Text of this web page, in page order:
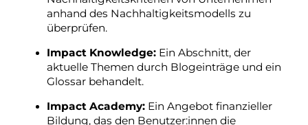
anhand des Nachhaltigkeitsmodells zu
überprüfen.
Impact Knowledge: Ein Abschnitt, der
aktuelle Themen durch Blogeinträge und ein
Glossar behandelt.
Impact Academy: Ein Angebot finanzieller
Bildung, das den Benutzer:innen die